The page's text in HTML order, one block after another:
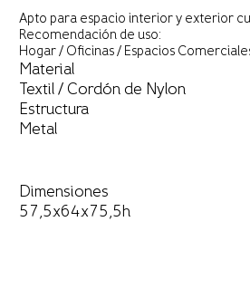
Apto para espacio interior y exterior
Recomendación de uso:
Hogar / Oficinas / Espacios
Material
Textil / Cordón de Nylon
Estructura
Metal
Dimensiones
57,5x64x75,5h